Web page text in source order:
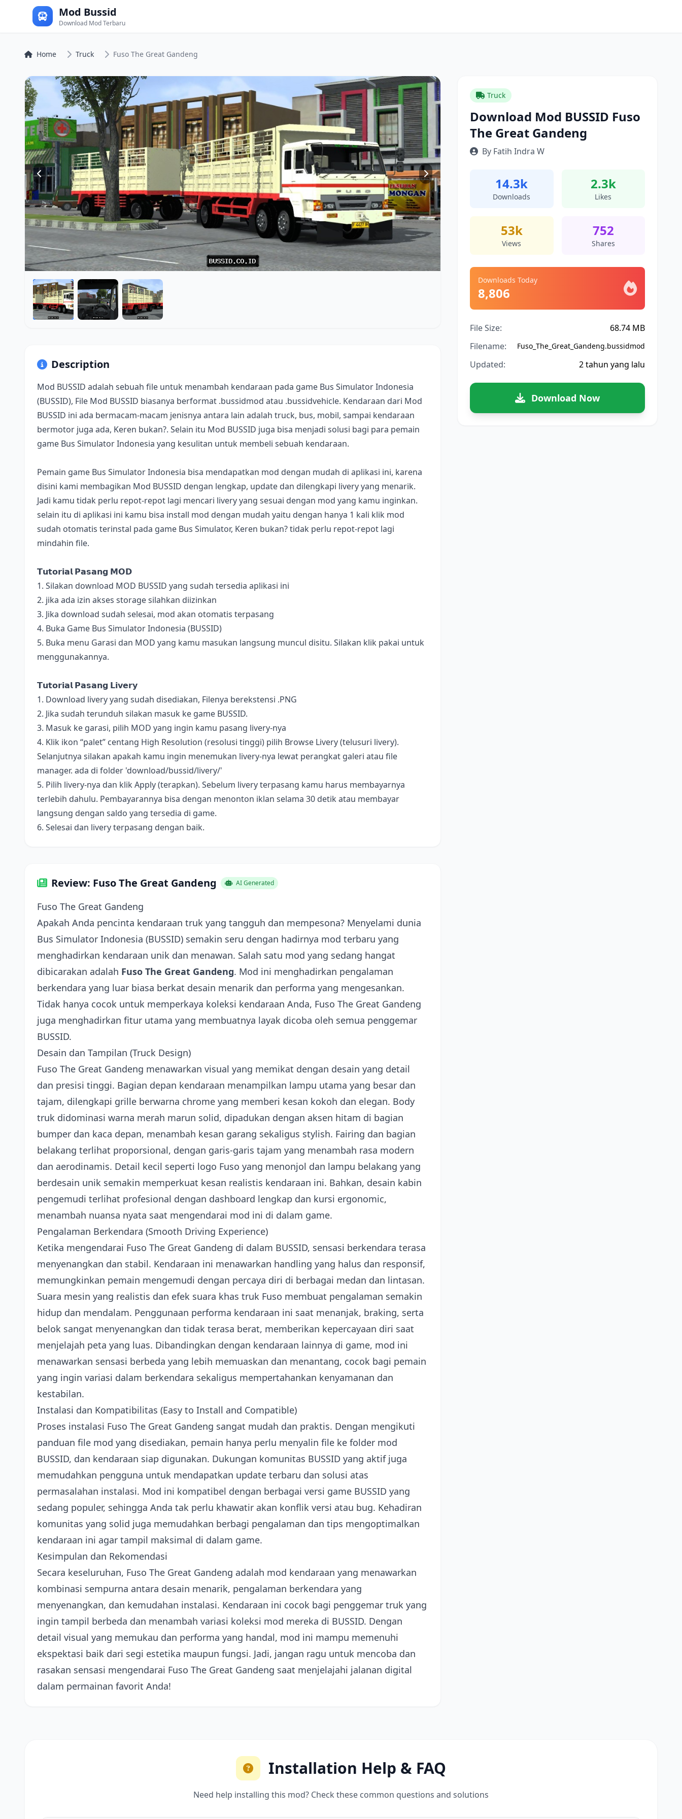
Mod Bussid
Download Mod Terbaru
Home Truck Fuso The Great Gandeng
Description
Mod BUSSID adalah sebuah file untuk menambah kendaraan pada game Bus Simulator Indonesia
(BUSSID), File Mod BUSSID biasanya berformat .bussidmod atau .bussidvehicle. Kendaraan dari Mod
BUSSID ini ada bermacam-macam jenisnya antara lain adalah truck, bus, mobil, sampai kendaraan
bermotor juga ada, Keren bukan?. Selain itu Mod BUSSID juga bisa menjadi solusi bagi para pemain
game Bus Simulator Indonesia yang kesulitan untuk membeli sebuah kendaraan.
Pemain game Bus Simulator Indonesia bisa mendapatkan mod dengan mudah di aplikasi ini, karena
disini kami membagikan Mod BUSSID dengan lengkap, update dan dilengkapi livery yang menarik.
Jadi kamu tidak perlu repot-repot lagi mencari livery yang sesuai dengan mod yang kamu inginkan.
selain itu di aplikasi ini kamu bisa install mod dengan mudah yaitu dengan hanya 1 kali klik mod
sudah otomatis terinstal pada game Bus Simulator, Keren bukan? tidak perlu repot-repot lagi
mindahin file.
𝗧𝘂𝘁𝗼𝗿𝗶𝗮𝗹 𝗣𝗮𝘀𝗮𝗻𝗴 𝗠𝗢𝗗
1. Silakan download MOD BUSSID yang sudah tersedia aplikasi ini
2. jika ada izin akses storage silahkan diizinkan
3. Jika download sudah selesai, mod akan otomatis terpasang
4. Buka Game Bus Simulator Indonesia (BUSSID)
5. Buka menu Garasi dan MOD yang kamu masukan langsung muncul disitu. Silakan klik pakai untuk
menggunakannya.
𝗧𝘂𝘁𝗼𝗿𝗶𝗮𝗹 𝗣𝗮𝘀𝗮𝗻𝗴 𝗟𝗶𝘃𝗲𝗿𝘆
1. Download livery yang sudah disediakan, Filenya berekstensi .PNG
2. Jika sudah terunduh silakan masuk ke game BUSSID.
3. Masuk ke garasi, pilih MOD yang ingin kamu pasang livery-nya
4. Klik ikon “palet” centang High Resolution (resolusi tinggi) pilih Browse Livery (telusuri livery).
Selanjutnya silakan apakah kamu ingin menemukan livery-nya lewat perangkat galeri atau file
manager. ada di folder 'download/bussid/livery/'
5. Pilih livery-nya dan klik Apply (terapkan). Sebelum livery terpasang kamu harus membayarnya
terlebih dahulu. Pembayarannya bisa dengan menonton iklan selama 30 detik atau membayar
langsung dengan saldo yang tersedia di game.
6. Selesai dan livery terpasang dengan baik.
Review: Fuso The Great Gandeng AI Generated
Fuso The Great Gandeng
Apakah Anda pencinta kendaraan truk yang tangguh dan mempesona? Menyelami dunia
Bus Simulator Indonesia (BUSSID) semakin seru dengan hadirnya mod terbaru yang
menghadirkan kendaraan unik dan menawan. Salah satu mod yang sedang hangat
dibicarakan adalah Fuso The Great Gandeng. Mod ini menghadirkan pengalaman
berkendara yang luar biasa berkat desain menarik dan performa yang mengesankan.
Tidak hanya cocok untuk memperkaya koleksi kendaraan Anda, Fuso The Great Gandeng
juga menghadirkan fitur utama yang membuatnya layak dicoba oleh semua penggemar
BUSSID.
Desain dan Tampilan (Truck Design)
Fuso The Great Gandeng menawarkan visual yang memikat dengan desain yang detail
dan presisi tinggi. Bagian depan kendaraan menampilkan lampu utama yang besar dan
tajam, dilengkapi grille berwarna chrome yang memberi kesan kokoh dan elegan. Body
truk didominasi warna merah marun solid, dipadukan dengan aksen hitam di bagian
bumper dan kaca depan, menambah kesan garang sekaligus stylish. Fairing dan bagian
belakang terlihat proporsional, dengan garis-garis tajam yang menambah rasa modern
dan aerodinamis. Detail kecil seperti logo Fuso yang menonjol dan lampu belakang yang
berdesain unik semakin memperkuat kesan realistis kendaraan ini. Bahkan, desain kabin
pengemudi terlihat profesional dengan dashboard lengkap dan kursi ergonomic,
menambah nuansa nyata saat mengendarai mod ini di dalam game.
Pengalaman Berkendara (Smooth Driving Experience)
Ketika mengendarai Fuso The Great Gandeng di dalam BUSSID, sensasi berkendara terasa
menyenangkan dan stabil. Kendaraan ini menawarkan handling yang halus dan responsif,
memungkinkan pemain mengemudi dengan percaya diri di berbagai medan dan lintasan.
Suara mesin yang realistis dan efek suara khas truk Fuso membuat pengalaman semakin
hidup dan mendalam. Penggunaan performa kendaraan ini saat menanjak, braking, serta
belok sangat menyenangkan dan tidak terasa berat, memberikan kepercayaan diri saat
menjelajah peta yang luas. Dibandingkan dengan kendaraan lainnya di game, mod ini
menawarkan sensasi berbeda yang lebih memuaskan dan menantang, cocok bagi pemain
yang ingin variasi dalam berkendara sekaligus mempertahankan kenyamanan dan
kestabilan.
Instalasi dan Kompatibilitas (Easy to Install and Compatible)
Proses instalasi Fuso The Great Gandeng sangat mudah dan praktis. Dengan mengikuti
panduan file mod yang disediakan, pemain hanya perlu menyalin file ke folder mod
BUSSID, dan kendaraan siap digunakan. Dukungan komunitas BUSSID yang aktif juga
memudahkan pengguna untuk mendapatkan update terbaru dan solusi atas
permasalahan instalasi. Mod ini kompatibel dengan berbagai versi game BUSSID yang
sedang populer, sehingga Anda tak perlu khawatir akan konflik versi atau bug. Kehadiran
komunitas yang solid juga memudahkan berbagi pengalaman dan tips mengoptimalkan
kendaraan ini agar tampil maksimal di dalam game.
Kesimpulan dan Rekomendasi
Secara keseluruhan, Fuso The Great Gandeng adalah mod kendaraan yang menawarkan
kombinasi sempurna antara desain menarik, pengalaman berkendara yang
menyenangkan, dan kemudahan instalasi. Kendaraan ini cocok bagi penggemar truk yang
ingin tampil berbeda dan menambah variasi koleksi mod mereka di BUSSID. Dengan
detail visual yang memukau dan performa yang handal, mod ini mampu memenuhi
ekspektasi baik dari segi estetika maupun fungsi. Jadi, jangan ragu untuk mencoba dan
rasakan sensasi mengendarai Fuso The Great Gandeng saat menjelajahi jalanan digital
dalam permainan favorit Anda!
Truck
Download Mod BUSSID Fuso
The Great Gandeng
By Fatih Indra W
14.3k
Downloads
2.3k
Likes
53k
Views
752
Shares
Downloads Today
8,806
File Size:
68.74 MB
Filename:
Fuso_The_Great_Gandeng.bussidmod
Updated: 2 tahun yang lalu
Download Now
Installation Help & FAQ
Need help installing this mod? Check these common questions and solutions